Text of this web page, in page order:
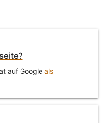
auf Google als